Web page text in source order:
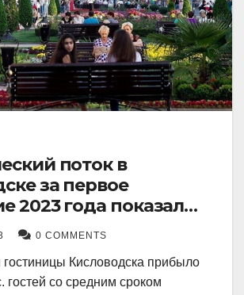
поток в
за первое
2023 года показал
рост в 21 процент.
0 COMMENTS
гостиницы Кисловодска прибыло
гостей со средним сроком